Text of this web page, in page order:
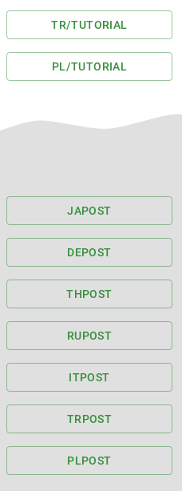
TR/TUTORIAL
PL/TUTORIAL
JAPOST
DEPOST
THPOST
RUPOST
ITPOST
TRPOST
PLPOST